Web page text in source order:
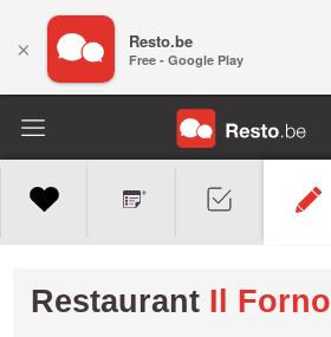
Restaurant Il Forno
× Resto.be
Free - Google Play